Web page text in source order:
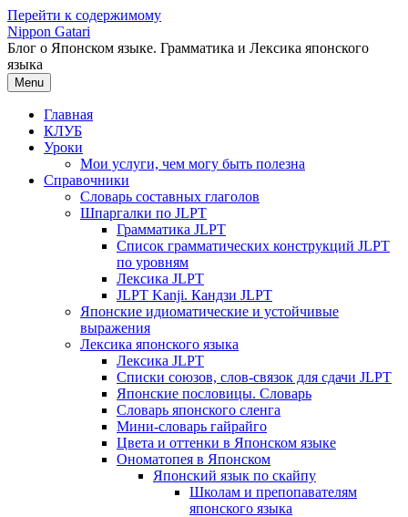
Перейти к содержимому
Nippon Gatari
Блог о Японском языке. Грамматика и Лексика японского
языка
Menu
Главная
КЛУБ
Уроки
Мои услуги, чем могу быть полезна
Справочники
Словарь составных глаголов
Шпаргалки по JLPT
Грамматика JLPT
Список грамматических конструкций JLPT
по уровням
Лексика JLPT
JLPT Kanji. Кандзи JLPT
Японские идиоматические и устойчивые
выражения
Лексика японского языка
Лексика JLPT
Списки союзов, слов-связок для сдачи JLPT
Японские пословицы. Словарь
Словарь японского сленга
Мини-словарь гайрайго
Цвета и оттенки в Японском языке
Ономатопея в Японском
Японский язык по скайпу
Школам и препопавателям
японского языка